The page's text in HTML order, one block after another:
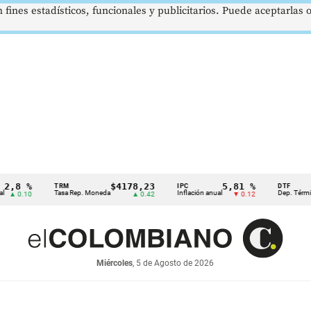
TRM
Tasa Rep. Moneda
$4178,23
▲ 0.42
IPC
Inflación anual
5,81 %
▼ 0.12
DTF
Dep. Término Fijo
Miércoles, 5 de Agosto de 2026
estadísticos, funcionales y publicitarios. Puede aceptarlas